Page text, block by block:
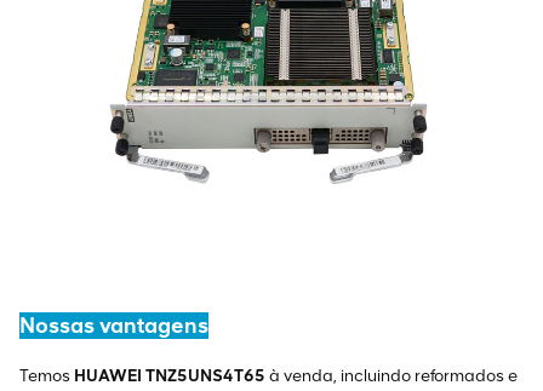
Nossas vantagens
Temos HUAWEI TNZ5UNS4T65 à venda, incluindo reformados e